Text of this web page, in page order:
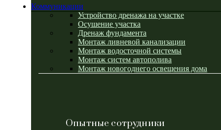
Коммуникации
Устройство дренажа на участке
Осушение участка
Дренаж фундамента
Монтаж ливневой канализации
Монтаж водосточной системы
Монтаж систем автополива
Монтаж новогоднего освещения дома
Опытные сотрудники